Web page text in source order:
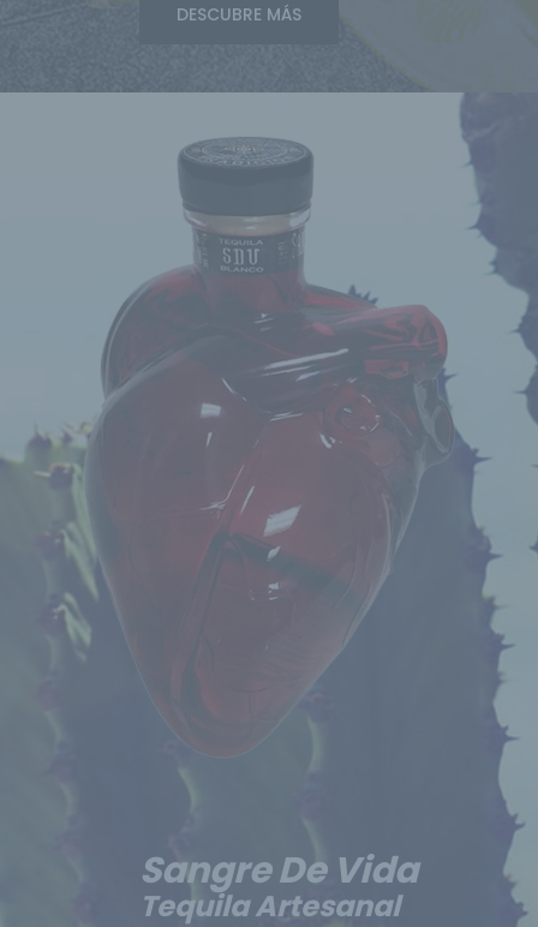
DESCUBRE MÁS
Sangre De Vida
Tequila Artesanal